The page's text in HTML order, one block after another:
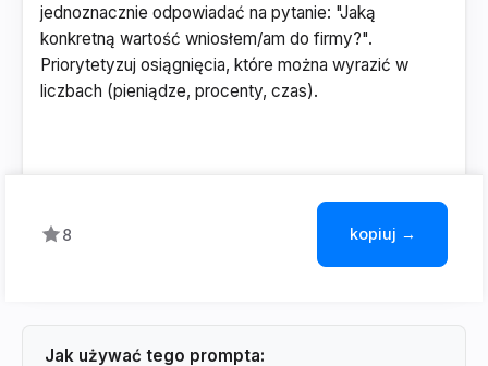
jednoznacznie odpowiadać na pytanie: "Jaką
konkretną wartość wniosłem/am do firmy?".
Priorytetyzuj osiągnięcia, które można wyrazić w
liczbach (pieniądze, procenty, czas).
8 kopiuj →
Jak używać tego prompta: